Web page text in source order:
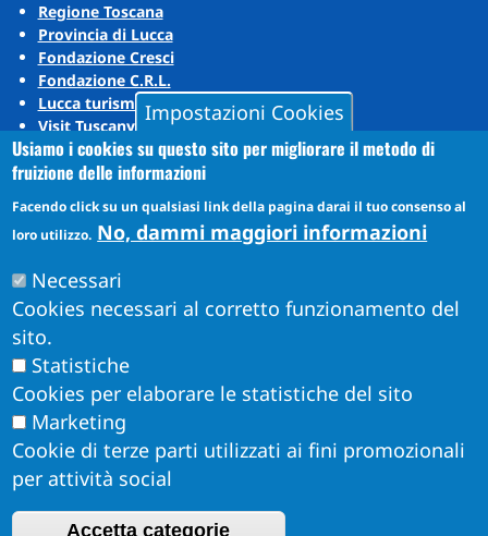
Regione Toscana
Provincia di Lucca
Fondazione Cresci
Fondazione C.R.L.
Lucca turismo
Visit Tuscany
Puccini Lands
Social media
YouTube
Impostazioni Cookies
Usiamo i cookies su questo sito per migliorare il metodo di
fruizione delle informazioni
Facendo click su un qualsiasi link della pagina darai il tuo consenso al
loro utilizzo. No, dammi maggiori informazioni
Necessari
Cookies necessari al corretto funzionamento del
sito.
Statistiche
Cookies per elaborare le statistiche del sito
Marketing
Cookie di terze parti utilizzati ai fini promozionali
per attività social
Accetta categorie